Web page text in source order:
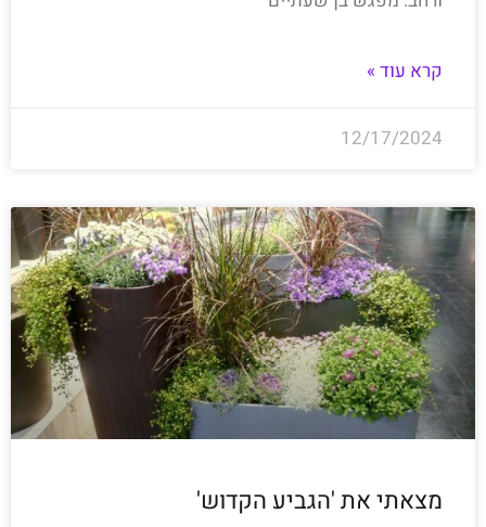
קרא עוד »
12/17/2024
מצאתי את 'הגביע הקדוש'